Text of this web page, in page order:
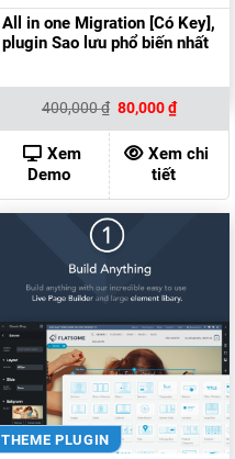
All in one Migration [Có Key],
plugin Sao lưu phổ biến nhất
400,000₫ Giá
gốc
là:
400,000 ₫.
80,000₫Giá
hiện
tại
là:
80,000
Xem
Demo
Xem chi
tiết
THEME PLUGIN